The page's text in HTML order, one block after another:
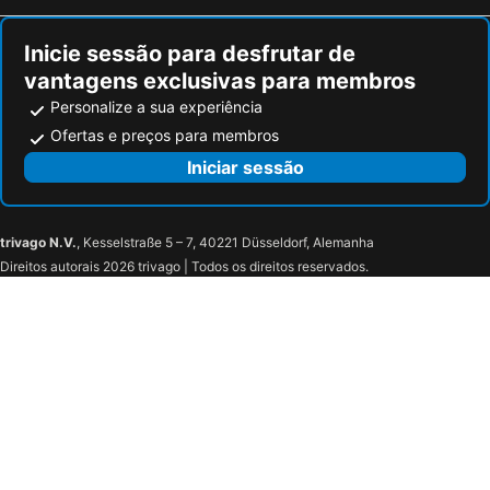
Inicie sessão para desfrutar de
vantagens exclusivas para membros
Personalize a sua experiência
Ofertas e preços para membros
Iniciar sessão
trivago N.V., Kesselstraße 5 – 7, 40221 Düsseldorf, Alemanha
Direitos autorais 2026 trivago | Todos os direitos reservados.